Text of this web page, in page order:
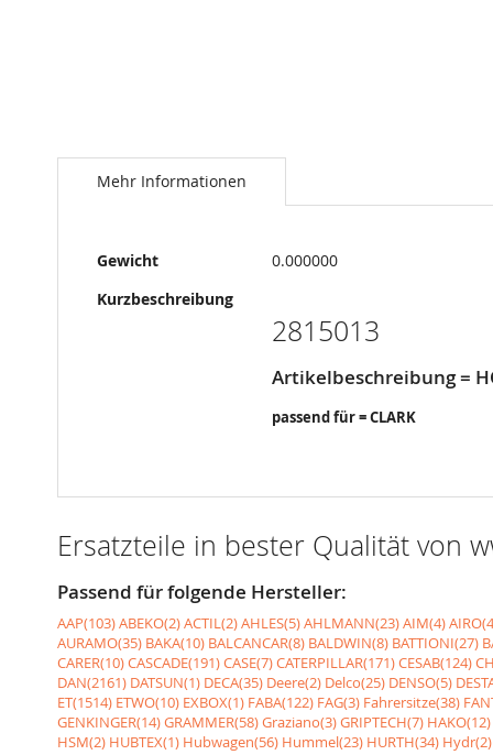
zum
AnfangMehr Informationen
Mehr
Informationen
Gewicht
0.000000
Kurzbeschreibung
2815013
Artikelbeschreibung =
passend für = CLARK
Ersatzteile in bester Qualität von
Passend für folgende Hersteller:
AAP(103)ABEKO(2)ACTIL(2)AHLES(5)AHLMANN(23)AIM(4)
AURAMO(35) BAKA(10) BALCANCAR(8) BALDWIN(8) BATTIONI(27)
CARER(10)CASCADE(191)CASE(7)CATERPILLAR(171)CESAB(124)
DAN(2161) DATSUN(1) DECA(35) Deere(2) Delco(25) DENSO(5)
ET(1514) ETWO(10) EXBOX(1) FABA(122) FAG(3) Fahrersitze(38)
GENKINGER(14)GRAMMER(58)Graziano(3)GRIPTECH(7) HAKO(12)
HSM(2) HUBTEX(1) Hubwagen(56) Hummel(23) HURTH(34) Hydr(2)